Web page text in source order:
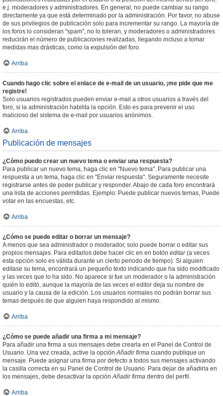
e.j. moderadores y administradores. En general, no puede cambiar su rango
directamente ya que está determinado por la administración. Por favor, no abuse
de sus privilegios de publicación solo para incrementar su rango. La mayoría de
los foros lo consideran "spam", no lo toleran, y moderadores o administradores
reducirán el número de publicaciones realizadas, llegando incluso a tomar
medidas mas drásticas, como la expulsión del foro.
Arriba
Cuando hago clic sobre el enlace de e-mail de un usuario, ¡me pide que me
registre!
Solo usuarios registrados pueden enviar e-mail a otros usuarios a través del
foro, si la administración habilita la opción. Esto es para prevenir el uso
malicioso del sistema de e-mail por usuarios anónimos.
Arriba
Publicación de mensajes
¿Cómo puedo crear un nuevo tema o enviar una respuesta?
Para publicar un nuevo tema, haga clic en "Nuevo tema". Para publicar una
respuesta a un tema, haga clic en "Enviar respuesta". Seguramente necesite
registrarse antes de poder publicar y responder. Abajo de cada foro encontrará
una lista de acciones permitidas. Ejemplo: Puede publicar nuevos temas, Puede
votar en las encuestas, etc.
Arriba
¿Cómo se puede editar o borrar un mensaje?
A menos que sea administrador o moderador, solo puede borrar o editar sus
propios mensajes. Para editarlos debe hacer clic en en botón editar(a veces
esta opción solo es válida durante un cierto periodo de tiempo). Si alguien
editase su tema, encontrará un pequeño texto indicando que ha sido modificado
y las veces que lo ha sido. No aparece si fue un moderador o la administración
quién lo editó, aunque la mayoría de las veces el editor deja su nombre de
usuario y la causa de la edición. Los usuarios normales no podrán borrar sus
temas después de que alguien haya respondido al mismo.
Arriba
¿Cómo se puede añadir una firma a mi mensaje?
Para añadir una firma a sus mensajes debe crearla en el Panel de Control de
Usuario. Una vez creada, active la opciónAñadir firma cuando publique un
mensaje. Puede asignar una firma por defecto a todos sus mensajes activando
la casilla correcta en su Panel de Control de Usuario. Para dejar de añadirla en
los mensajes, debe desactivar la opciónAñadir firma dentro del perfil.
Arriba